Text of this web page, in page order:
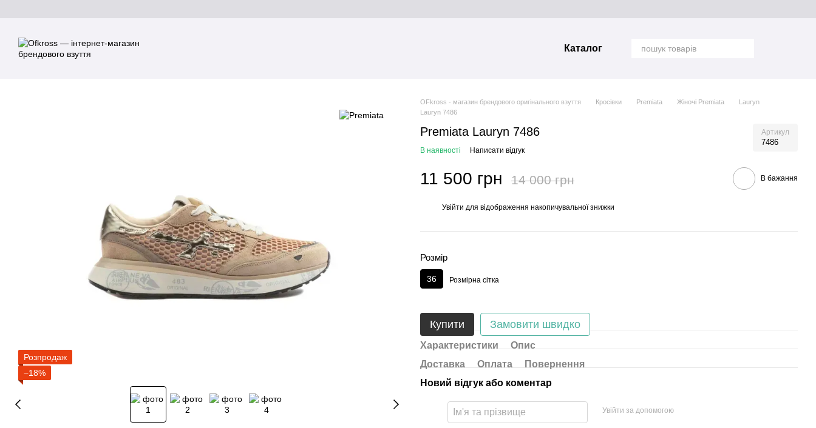
Каталог
Розпродаж
−18%
OFkross - магазин брендового оригінального взуття Кросівки Premiata Жіночі Premiata
Lauryn
Lauryn 7486
Premiata Lauryn 7486 Артикул
7486
В наявності Написати відгук
11 500 грн 14 000 грн В бажання
Увійти для відображення накопичувальної знижки
Розмір
36 Розмірна сітка
Купити Замовити швидко
Характеристики
Опис
Доставка
Оплата
Повернення
Новий відгук або коментар
Увійти за допомогою